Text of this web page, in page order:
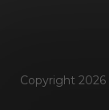
Copyright 2026